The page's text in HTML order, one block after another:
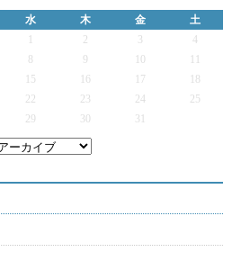
水 木 金
土
2 3
4
9
15 16 17
22 23 24
25
29 30 31